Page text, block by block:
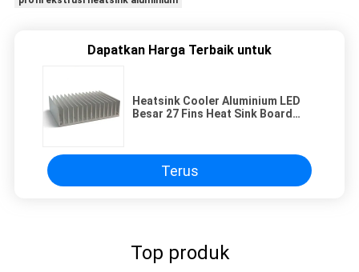
Dapatkan Harga Terbaik untuk
Heatsink Cooler Aluminium LED
Besar 27 Fins Heat Sink Board
Terus
Top produk